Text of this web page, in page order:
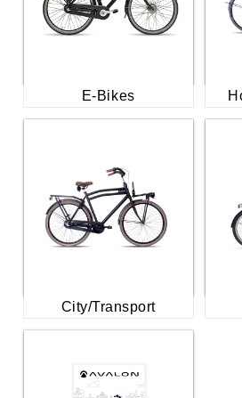
E-Bikes
City/Transport